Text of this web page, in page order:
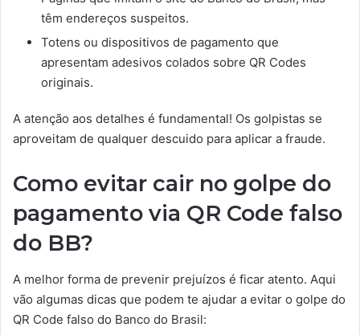
têm endereços suspeitos.
Totens ou dispositivos de pagamento que
apresentam adesivos colados sobre QR Codes
originais.
A atenção aos detalhes é fundamental! Os golpistas se
aproveitam de qualquer descuido para aplicar a fraude.
Como evitar cair no golpe do
pagamento via QR Code falso
do BB?
A melhor forma de prevenir prejuízos é ficar atento. Aqui
vão algumas dicas que podem te ajudar a evitar o golpe do
QR Code falso do Banco do Brasil: